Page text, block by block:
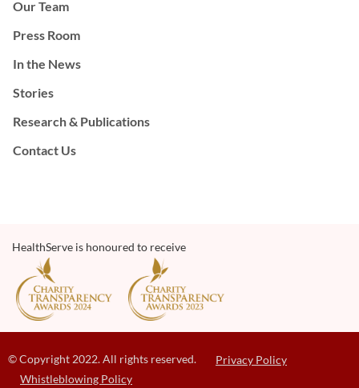
Our Team
Press Room
In the News
Stories
Research & Publications
Contact Us
HealthServe is honoured to receive
© Copyright 2022. All rights reserved.
Privacy Policy
Whistleblowing Policy